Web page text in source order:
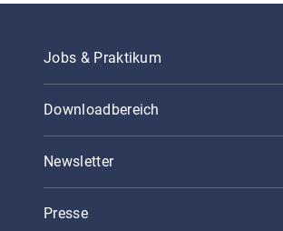
Jobs & Praktikum
Downloadbereich
Newsletter
Presse